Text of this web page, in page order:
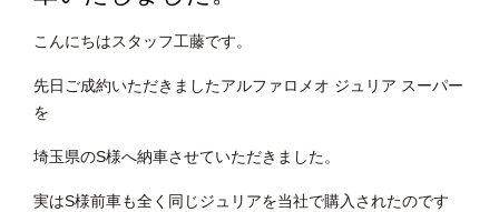
こんにちはスタッフ工藤です。
先日ご成約いただきましたアルファロメオ ジュリア スーパー
を
埼玉県のS様へ納車させていただきました。
実はS様前車も全く同じジュリアを当社で購入されたのです